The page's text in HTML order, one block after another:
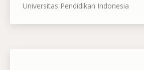
Universitas Pendidikan Indonesia